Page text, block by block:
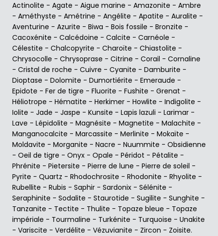
Actinolite - Agate - Aigue marine - Amazonite - Ambre
- Améthyste - Amétrine - Angélite - Apatite - Auralite -
Aventurine - Azurite - Biwa - Bois fossile - Bronzite -
Cacoxénite - Calcédoine - Calcite - Carnéole -
Célestite - Chalcopyrite - Charoïte - Chiastolite -
Chrysocolle - Chrysoprase - Citrine - Corail - Cornaline
- Cristal de roche - Cuivre - Cyanite - Damburite -
Dioptase - Dolomite - Dumortiérite - Emeraude -
Epidote - Fer de tigre - Fluorite - Fushite - Grenat -
Héliotrope - Hématite - Herkimer - Howlite - Indigolite -
Iolite - Jade - Jaspe - Kunsite - Lapis lazuli - Larimar -
Lave - Lépidolite - Magnésite - Magnetite - Malachite -
Manganocalcite - Marcassite - Merlinite - Mokaïte -
Moldavite - Morganite - Nacre - Nuummite - Obsidienne
- Oeil de tigre - Onyx - Opale - Péridot - Pétalite -
Phrénite - Pietersite - Pierre de lune - Pierre de soleil -
Pyrite - Quartz - Rhodochrosite - Rhodonite - Rhyolite -
Rubellite - Rubis - Saphir - Sardonix - Sélénite -
Seraphinite - Sodalite - Staurotide - Sugilite - Sunghite -
Tanzanite - Tectite - Thulite - Topaze bleue - Topaze
impériale - Tourmaline - Turkénite - Turquoise - Unakite
- Variscite - Verdélite - Vézuvianite - Zircon - Zoisite.